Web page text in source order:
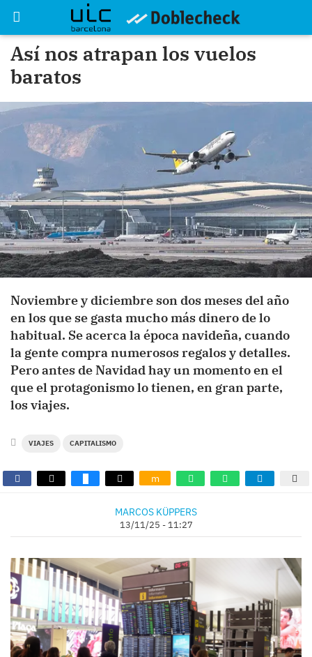
Así nos atrapan los vuelos
baratos
Noviembre y diciembre son dos meses del año
en los que se gasta mucho más dinero de lo
habitual. Se acerca la época navideña, cuando
la gente compra numerosos regalos y detalles.
Pero antes de Navidad hay un momento en el
que el protagonismo lo tienen, en gran parte,
los viajes.
VIAJES CAPITALISMO
m
MARCOS KÜPPERS
13/11/25 - 11:27